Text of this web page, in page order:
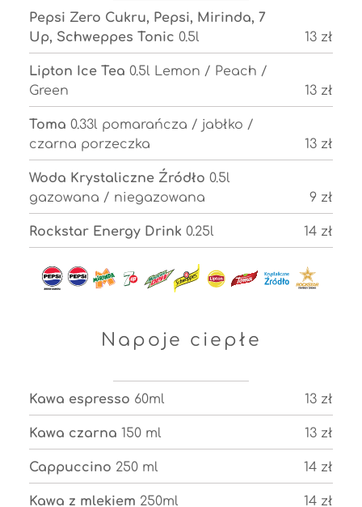
Pepsi Zero Cukru, Pepsi, Mirinda, 7
Up, Schweppes Tonic 0.5l 13 zł
Lipton Ice Tea 0.5l Lemon / Peach /
Green
13 zł
Toma 0.33l pomarańcza / jabłko /
czarna porzeczka
13 zł
Woda Krystaliczne Źródło 0.5l
gazowana / niegazowana
9 zł
Rockstar Energy Drink 0.25l 14 zł
Napoje ciepłe
Kawa espresso 60ml 13 zł
Kawa czarna 150 ml 13 zł
Cappuccino 250 ml 14 zł
Kawa z mlekiem 250ml 14 zł